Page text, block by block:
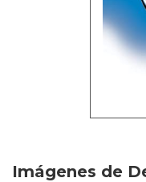
Imágenes de